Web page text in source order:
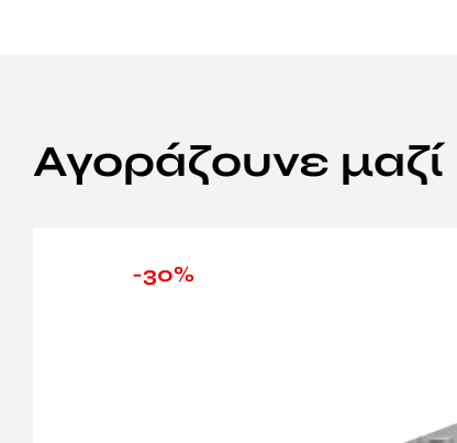
Αγοράζουνε μαζί
-30%